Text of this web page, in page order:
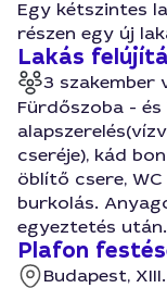
Egy kétszintes
részen egy új
Lakás
3 szakember
Fürdőszoba -
cseréje), kád
öblítő csere,
burkolás.
egyeztetés után.
Plafon
Budapest,